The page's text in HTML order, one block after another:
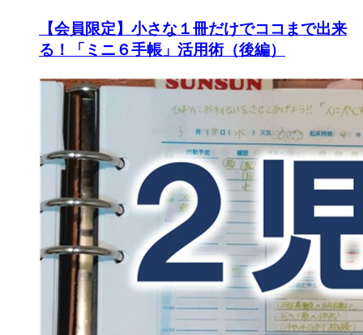
【会員限定】小さな１冊だけでココまで出来
る！「ミニ６手帳」活用術（後編）